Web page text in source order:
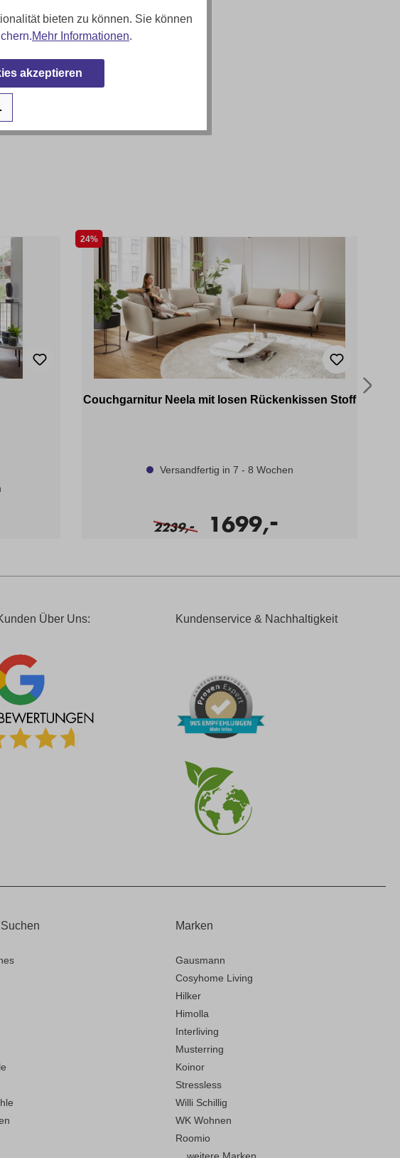
24%
Couchgarnitur Neela mit losen Rückenkissen Stoff
Versandfertig in 7 - 8 Wochen
2239,- 1699,
-
Über Uns: Kundenservice & Nachhaltigkeit
Marken
Gausmann
Cosyhome Living
Hilker
Himolla
Interliving
Musterring
Koinor
Stressless
Willi Schillig
WK Wohnen
Roomio
bieten zu können. Sie können
Mehr Informationen.
akzeptieren